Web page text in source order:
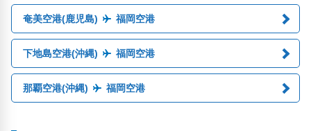
奄美空港(鹿児島) 福岡空港
下地島空港(沖縄) 福岡空港
那覇空港(沖縄) 福岡空港